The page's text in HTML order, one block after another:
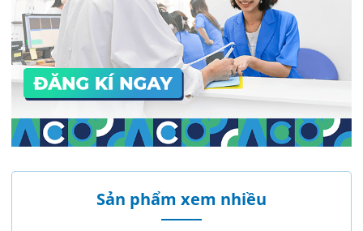
Sản phẩm xem nhiều